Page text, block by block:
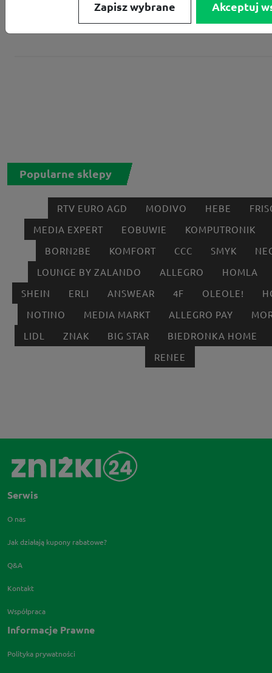
Popularne sklepy
RTV EURO AGD MODIVO HEBE
MEDIA EXPERT
EOBUWIE
KOMPUTRONIK
BORN2BE
KOMFORT CCC SMYK
LOUNGE BY ZALANDO
ALLEGRO
HOMLA
SHEIN
ERLI ANSWEAR 4F OLEOLE!
NOTINO
MEDIA MARKT ALLEGRO PAY
LIDL
ZNAK BIG STAR
BIEDRONKA HOME
RENEE
Serwis
O nas
Jak działają kupony rabatowe?
Q&A
Kontakt
Współpraca
Informacje Prawne
Polityka prywatności
Zapisz wybrane Akceptuj